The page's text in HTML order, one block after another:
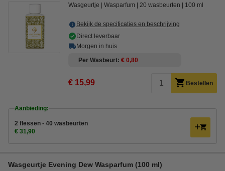
Wasgeurtje Wasparfum 20 wasbeurten 100 ml
Bekijk de specificaties en beschrijving
Direct leverbaar
Morgen in huis
Per Wasbeurt € 0,80
€ 15,99 Bestellen
Aanbieding:
2 flessen - 40 wasbeurten
€ 31,90
Wasgeurtje Evening Dew Wasparfum (100 ml)